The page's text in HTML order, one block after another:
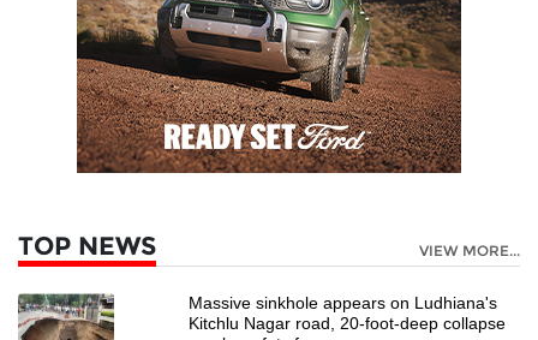
TOP NEWS VIEW MORE...
Massive sinkhole appears on Ludhiana's
Kitchlu Nagar road, 20-foot-deep collapse